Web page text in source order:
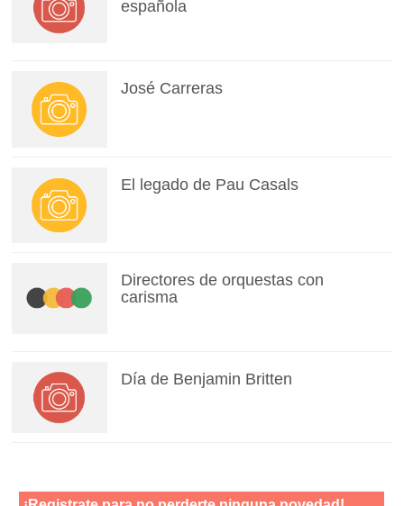
española
José Carreras
El legado de Pau Casals
Directores de orquestas con
carisma
Día de Benjamin Britten